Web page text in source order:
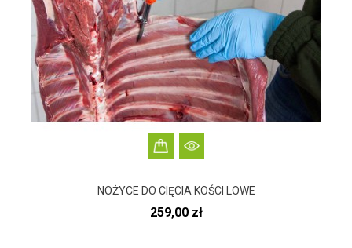
NOŻYCE DO CIĘCIA KOŚCI LOWE
Cena
259,00 zł